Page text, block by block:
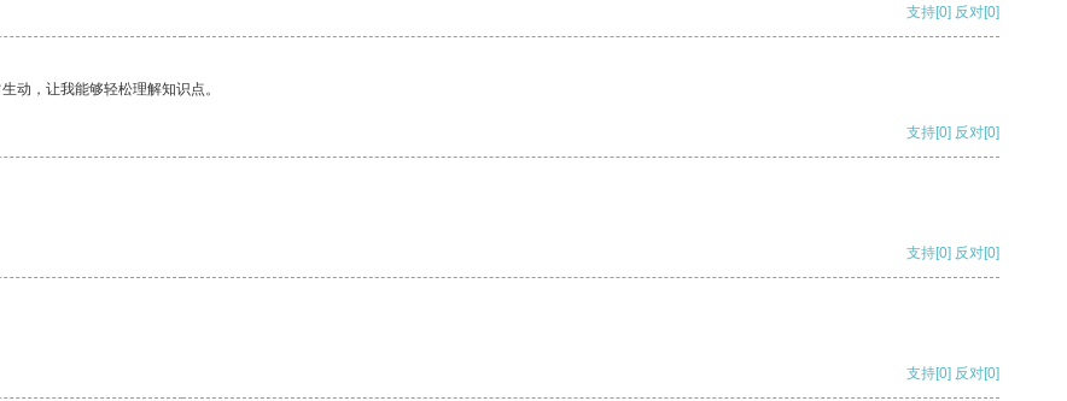
支持[0] 反对[0]
动，让我能够轻松理解知识点。
支持[0] 反对[0]
支持[0] 反对[0]
支持[0] 反对[0]